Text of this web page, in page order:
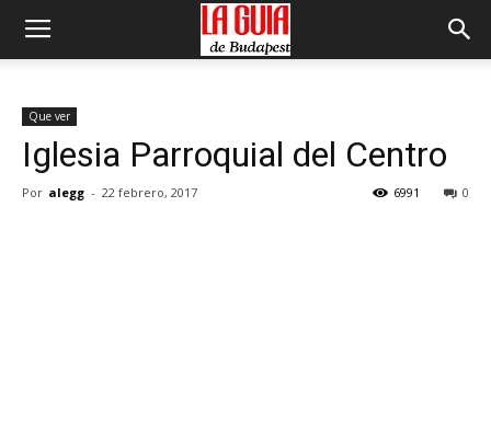
Que ver
Iglesia Parroquial del Centro
Por alegg - 22 febrero, 2017 0
6991